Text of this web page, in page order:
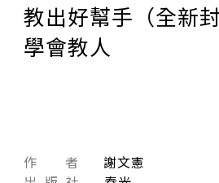
教出好幫手（全新
學會教人
作 者
謝文憲